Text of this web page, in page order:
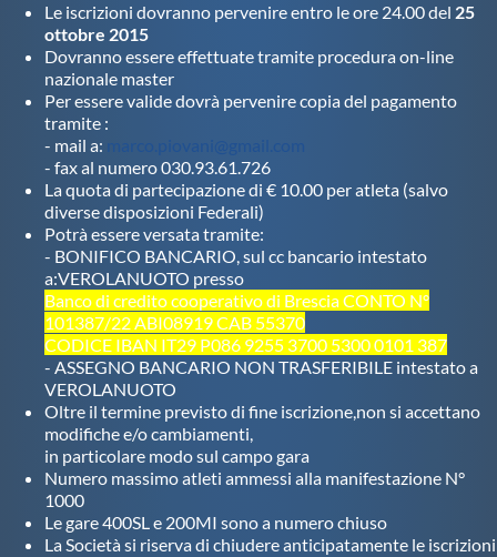
Le iscrizioni dovranno pervenire entro le ore 24.00 del 25
ottobre 2015
Dovranno essere effettuate tramite procedura on-line
nazionale master
Per essere valide dovrà pervenire copia del pagamento
tramite :
- mail a:
- fax al numero 030.93.61.726
La quota di partecipazione di € 10.00 per atleta (salvo
diverse disposizioni Federali)
Potrà essere versata tramite:
- BONIFICO BANCARIO, sul cc bancario intestato
a:VEROLANUOTO presso
Banco di credito cooperativo di Brescia CONTO N°
101387/22 ABI08919 CAB 55370
CODICE IBAN IT29 P086 9255 3700 5300 0101 387
- ASSEGNO BANCARIO NON TRASFERIBILE intestato a
VEROLANUOTO
Oltre il termine previsto di fine iscrizione,non si accettano
modifiche e/o cambiamenti,
in particolare modo sul campo gara
Numero massimo atleti ammessi alla manifestazione N°
1000
Le gare 400SL e 200MI sono a numero chiuso
La Società si riserva di chiudere anticipatamente le iscrizioni